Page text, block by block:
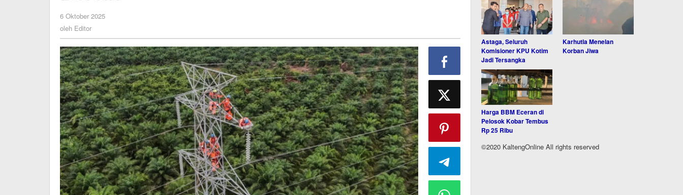
6 Oktober 2025
oleh Editor
Astaga, Seluruh
Komisioner KPU Kotim
Jadi Tersangka
Karhutla Menelan
Korban Jiwa
Harga BBM Eceran di
Pelosok Kobar Tembus
Rp 25 Ribu
©2020 KaltengOnline All rights reserved